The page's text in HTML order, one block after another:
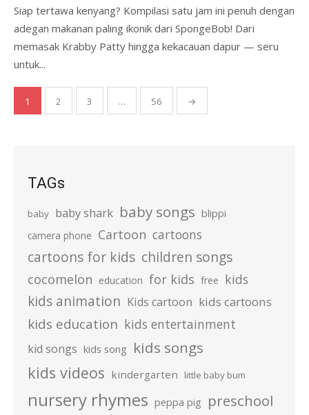
Siap tertawa kenyang? Kompilasi satu jam ini penuh dengan
adegan makanan paling ikonik dari SpongeBob! Dari
memasak Krabby Patty hingga kekacauan dapur — seru
untuk...
Posts
pagination
1 2 3 … 56 →
TAGs
baby baby shark baby songs blippi
camera phone Cartoon cartoons
cartoons for kids children songs
cocomelon education for kids free kids
kids animation Kids cartoon kids cartoons
kids education kids entertainment
kid songs kids song kids songs
kids videos kindergarten little baby bum
nursery rhymes peppa pig preschool